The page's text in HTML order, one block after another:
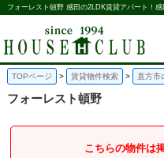
TOPページ 賃貸物件検索 直方市
フォーレスト頓野
こちらの物件は